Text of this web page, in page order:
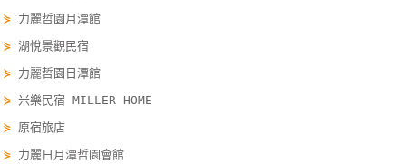
Line
上
客
服
⋟ 力麗哲園月潭館
⋟湖悅景觀民宿
⋟ 力麗哲園日潭館
⋟米樂民宿 MILLER HOME
⋟ 原宿旅店
⋟ 力麗日月潭哲園會館